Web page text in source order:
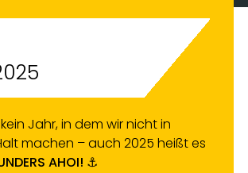
Jahr, in dem wir nicht in
machen – auch 2025 heißt es
AHOI! ⚓️